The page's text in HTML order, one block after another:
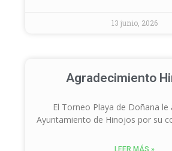
13 junio, 2026
Agradecimiento
El Torneo Playa de Doñana le
Ayuntamiento de Hinojos por su